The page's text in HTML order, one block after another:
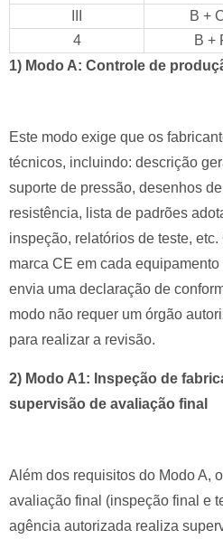
B +
4
B +
1) Modo A: Controle de
Este modo exige que os
técnicos, incluindo: descrição
suporte de pressão, desenhos
resistência, lista de padrões
inspeção, relatórios de teste, etc.
marca CE em cada
envia uma declaração de
modo não requer um órgão
para realizar a revisão.
2) Modo A1: Inspeção de
supervisão de avaliação final
Além dos requisitos do Modo A,
avaliação final (inspeção final e
agência autorizada realiza